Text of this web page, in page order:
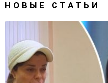
НОВЫЕ СТАТЬИ